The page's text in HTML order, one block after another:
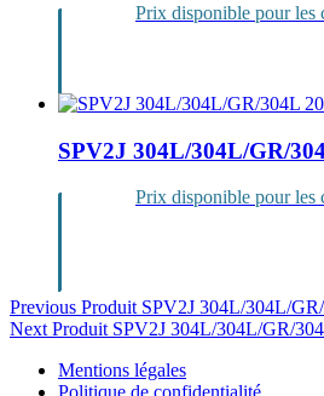
Prix disponible pour les
SPV2J 304L/304L/GR/
Prix disponible pour les
Navigation
de
l’article
Previous Produit SPV2J 304L/304L/
Next Produit SPV2J 304L/304L/GR/
Mentions légales